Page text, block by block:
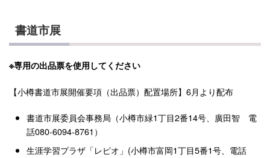
書道市展
※専用の出品票を使用してください
【小樽書道市展開催要項（出品票）配置場所】6月より配布
書道市展委員会事務局（小樽市緑1丁目2番14号、廣田智 電
話080-6094-8761）
生涯学習プラザ「レピオ」(小樽市富岡1丁目5番1号、電話